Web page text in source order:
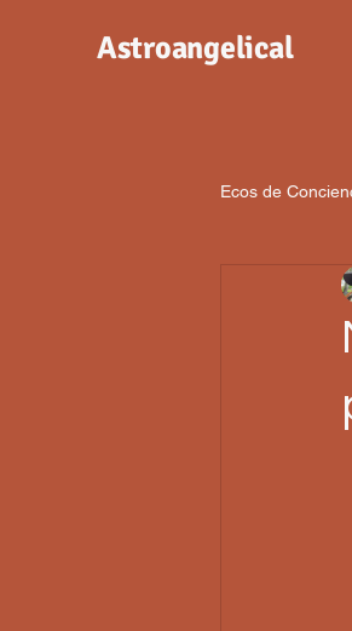
Astroangelical
Ecos de